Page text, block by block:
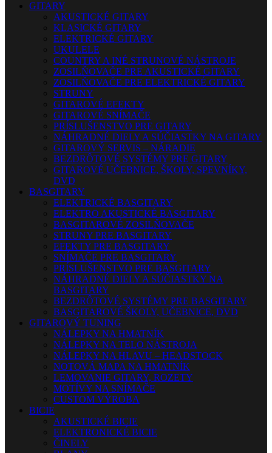
GITARY
AKUSTICKÉ GITARY
KLASICKÉ GITARY
ELEKTRICKÉ GITARY
UKULELE
COUNTRY A INÉ STRUNOVÉ NÁSTROJE
ZOSILŇOVAČE PRE AKUSTICKÉ GITARY
ZOSILŇOVAČE PRE ELEKTRICKÉ GITARY
STRUNY
GITAROVÉ EFEKTY
GITAROVÉ SNÍMAČE
PRÍSLUŠENSTVO PRE GITARY
NÁHRADNÉ DIELY A SÚČIASTKY NA GITARY
GITAROVÝ SERVIS – NÁRADIE
BEZDRÔTOVÉ SYSTÉMY PRE GITARY
GITAROVÉ UČEBNICE, ŠKOLY, SPEVNÍKY,
DVD
BASGITARY
ELEKTRICKÉ BASGITARY
ELEKTRO AKUSTICKÉ BASGITARY
BASGITAROVÉ ZOSILŇOVAČE
STRUNY PRE BASGITARY
EFEKTY PRE BASGITARY
SNÍMAČE PRE BASGITARY
PRÍSLUŠENSTVO PRE BASGITARY
NÁHRADNÉ DIELY A SÚČIASTKY NA
BASGITARY
BEZDRÔTOVÉ SYSTÉMY PRE BASGITARY
BASGITAROVÉ ŠKOLY, UČEBNICE, DVD
GITAROVÝ TUNING
NÁLEPKY NA HMATNÍK
NÁLEPKY NA TELO NÁSTROJA
NÁLEPKY NA HLAVU – HEADSTOCK
NOTOVÁ MAPA NA HMATNÍK
LEMOVANIE GITARY, ROZETY
MOTÍVY NA SNÍMAČE
CUSTOM VÝROBA
BICIE
AKUSTICKÉ BICIE
ELEKTRONICKÉ BICIE
ČINELY